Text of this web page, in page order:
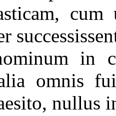
in
omnis
nullus